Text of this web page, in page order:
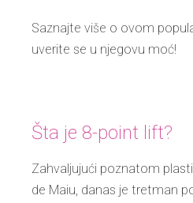
Saznajte više o ovom
uverite se u njegovu moć!
Šta je 8-point lift?
Zahvaljujući poznatom
de Maiu, danas je tretman